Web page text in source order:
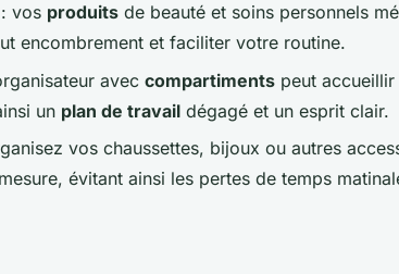
: vos produits de beauté et soins personnels
encombrement et faciliter votre routine.
avec compartiments peut
un plan de travail dégagé et un esprit clair.
vos chaussettes, bijoux ou autres
évitant ainsi les pertes de temps